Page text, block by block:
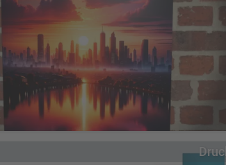
Übersicht Klebebuchstaben
Klebebuchstaben Premium
Klebebuchstaben Glasdekor
Klebebuchstaben mehrfarbig
Metallic
Fluoreszierende Neon-Folie
in verschiedenen Formaten, unter anderem 18/1-